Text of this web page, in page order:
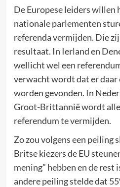
De Europese leiders willen
nationale parlementen
referenda vermijden. Die
resultaat. In Ierland en
wellicht wel een
verwacht wordt dat er daar
worden gevonden. In
Groot-Brittannië wordt
referendum te vermijden.
Zo zou volgens een peiling
Britse kiezers de EU
mening” hebben en de rest
andere peiling stelde dat